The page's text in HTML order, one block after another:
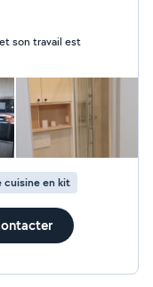
à votre
à nous contacter
son travail est
cuisine en kit